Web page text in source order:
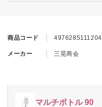
商品コード 4976285111204
メーカー 三晃商会
マルチボトル 90